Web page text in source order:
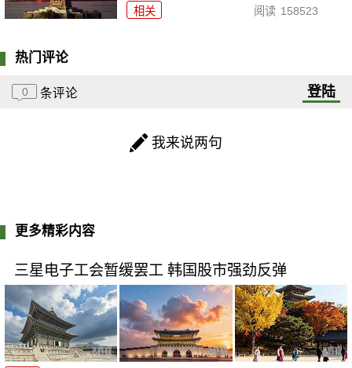
相关 阅读 158523
热门评论
0 条评论 登陆
我来说两句
更多精彩内容
三星电子工会暂缓罢工 韩国股市强劲反弹